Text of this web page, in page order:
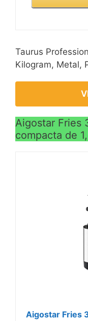
Taurus
Kilogram, Metal,
Aigostar Fries
compacta de
Aigostar Fries